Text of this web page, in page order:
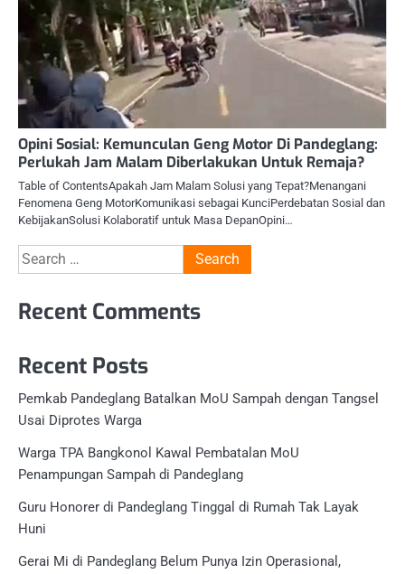
Opini Sosial: Kemunculan Geng Motor Di Pandeglang:
Perlukah Jam Malam Diberlakukan Untuk Remaja?
Table of ContentsApakah Jam Malam Solusi yang Tepat?Menangani
Fenomena Geng MotorKomunikasi sebagai KunciPerdebatan Sosial dan
KebijakanSolusi Kolaboratif untuk Masa DepanOpini…
Search
for:
Recent Comments
Recent Posts
Pemkab Pandeglang Batalkan MoU Sampah dengan Tangsel
Usai Diprotes Warga
Warga TPA Bangkonol Kawal Pembatalan MoU
Penampungan Sampah di Pandeglang
Guru Honorer di Pandeglang Tinggal di Rumah Tak Layak
Huni
Gerai Mi di Pandeglang Belum Punya Izin Operasional,